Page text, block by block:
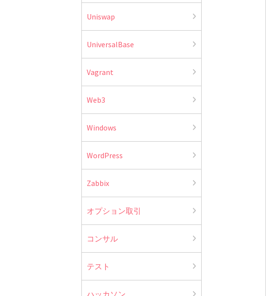
Uniswap
UniversalBase
Vagrant
Web3
Windows
WordPress
Zabbix
オプション取引
コンサル
テスト
ハッカソン